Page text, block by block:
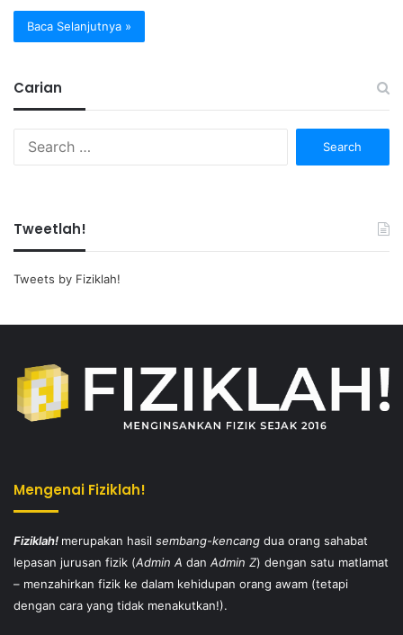
Baca Selanjutnya »
Carian
Tweetlah!
Tweets by Fiziklah!
Mengenai Fiziklah!
Fiziklah! merupakan hasil sembang-kencang dua orang sahabat
lepasan jurusan fizik (Admin A dan Admin Z) dengan satu matlamat
– menzahirkan fizik ke dalam kehidupan orang awam (tetapi
dengan cara yang tidak menakutkan!).